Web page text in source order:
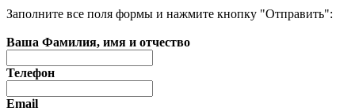
Заполните все поля формы и нажмите кнопку "Отправить":
Ваша Фамилия, имя и отчество
Телефон
Email